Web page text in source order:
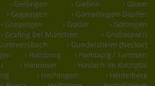
› Gerlingen › Gießen
› Glonn
› Göggingen
› Gomadingen-Dapfen
› Göppingen › Goslar
› Göttingen
› Grafing bei München
› Großaspach
› Gundelsheim (Neckar)
› Hamburg
› Hamburg / Farmsen
› Hannover
› Haslach im Kinzigtal
› Hechingen
› Heidelberg